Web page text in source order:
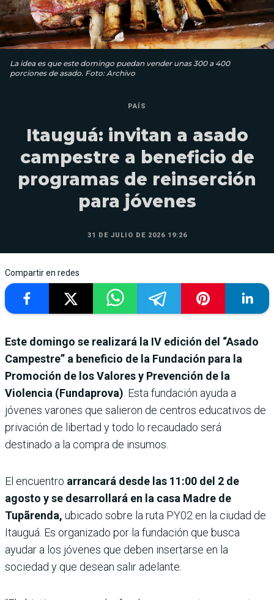
La idea es que este domingo puedan vender unas 300 a 400
porciones de asado. Foto: Archivo
PAÍS
Itauguá: invitan a asado
campestre a beneficio de
programas de reinserción
para jóvenes
31 DE JULIO DE 2026 19:26
Compartir en redes
Este domingo se realizará la IV edición del “Asado
Campestre” a beneficio de la Fundación para la
Promoción de los Valores y Prevención de la
Violencia (Fundaprova) . Esta fundación ayuda a
jóvenes varones que salieron de centros educativos de
privación de libertad y todo lo recaudado será
destinado a la compra de insumos.
El encuentro arrancará desde las 11:00 del 2 de
agosto y se desarrollará en la casa Madre de
Tupãrenda, ubicado sobre la ruta PY02 en la ciudad de
Itauguá. Es organizado por la fundación que busca
ayudar a los jóvenes que deben insertarse en la
sociedad y que desean salir adelante.